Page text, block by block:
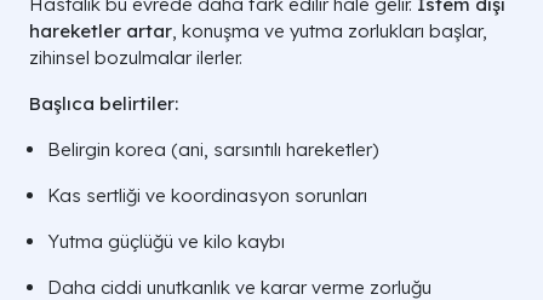
hareketler artar, konuşma ve yutma zorlukları başlar,
zihinsel bozulmalar ilerler.
Başlıca belirtiler:
Belirgin korea (ani, sarsıntılı hareketler)
Kas sertliği ve koordinasyon sorunları
Yutma güçlüğü ve kilo kaybı
Daha ciddi unutkanlık ve karar verme zorluğu